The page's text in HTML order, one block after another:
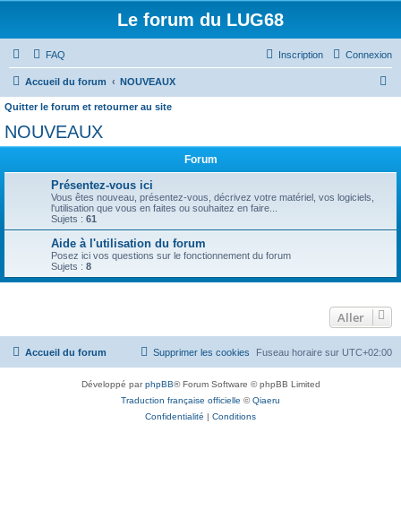
Le forum du LUG68
FAQ Connexion
Inscription
Accueil du forum NOUVEAUX
h
h
Quitter le forum et retourner au site
NOUVEAUX
Forum
Présentez-vous ici
Vous êtes nouveau, présentez-vous, décrivez votre matériel, vos logiciels,
l'utilisation que vous en faites ou souhaitez en faire...
Sujets : 61
Aide à l'utilisation du forum
Posez ici vos questions sur le fonctionnement du forum
Sujets : 8
Aller
Accueil du forum Fuseau horaire sur UTC+02:00
Supprimer les cookies
Développé parphpBB® Forum Software © phpBB Limited
Traduction française officielle ©Qiaeru
Confidentialité | Conditions